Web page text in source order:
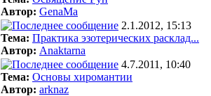
Автор: GenaMa
2.1.2012, 15:13
Тема: Практика эзотерических расклад...
Автор: Anaktarna
4.7.2011, 10:40
Тема: Основы хиромантии
Автор: arknaz